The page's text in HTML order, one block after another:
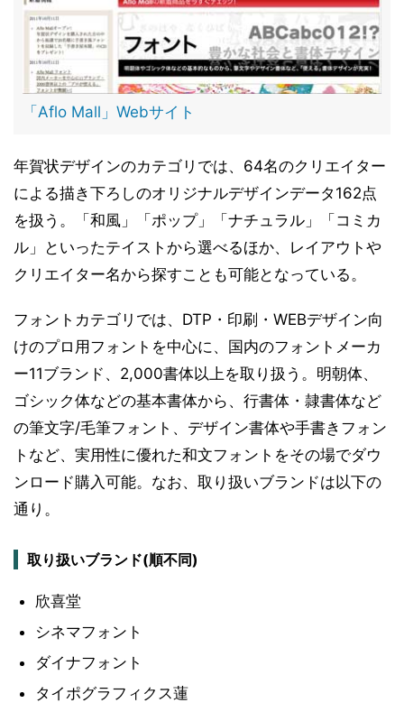
「Aflo Mall」Webサイト
年賀状デザインのカテゴリでは、64名のクリエイター
による描き下ろしのオリジナルデザインデータ162点
を扱う。「和風」「ポップ」「ナチュラル」「コミカ
ル」といったテイストから選べるほか、レイアウトや
クリエイター名から探すことも可能となっている。
フォントカテゴリでは、DTP・印刷・WEBデザイン向
けのプロ用フォントを中心に、国内のフォントメーカ
ー11ブランド、2,000書体以上を取り扱う。明朝体、
ゴシック体などの基本書体から、行書体・隷書体など
の筆文字/毛筆フォント、デザイン書体や手書きフォン
トなど、実用性に優れた和文フォントをその場でダウ
ンロード購入可能。なお、取り扱いブランドは以下の
通り。
取り扱いブランド(順不同)
欣喜堂
シネマフォント
ダイナフォント
タイポグラフィクス蓮